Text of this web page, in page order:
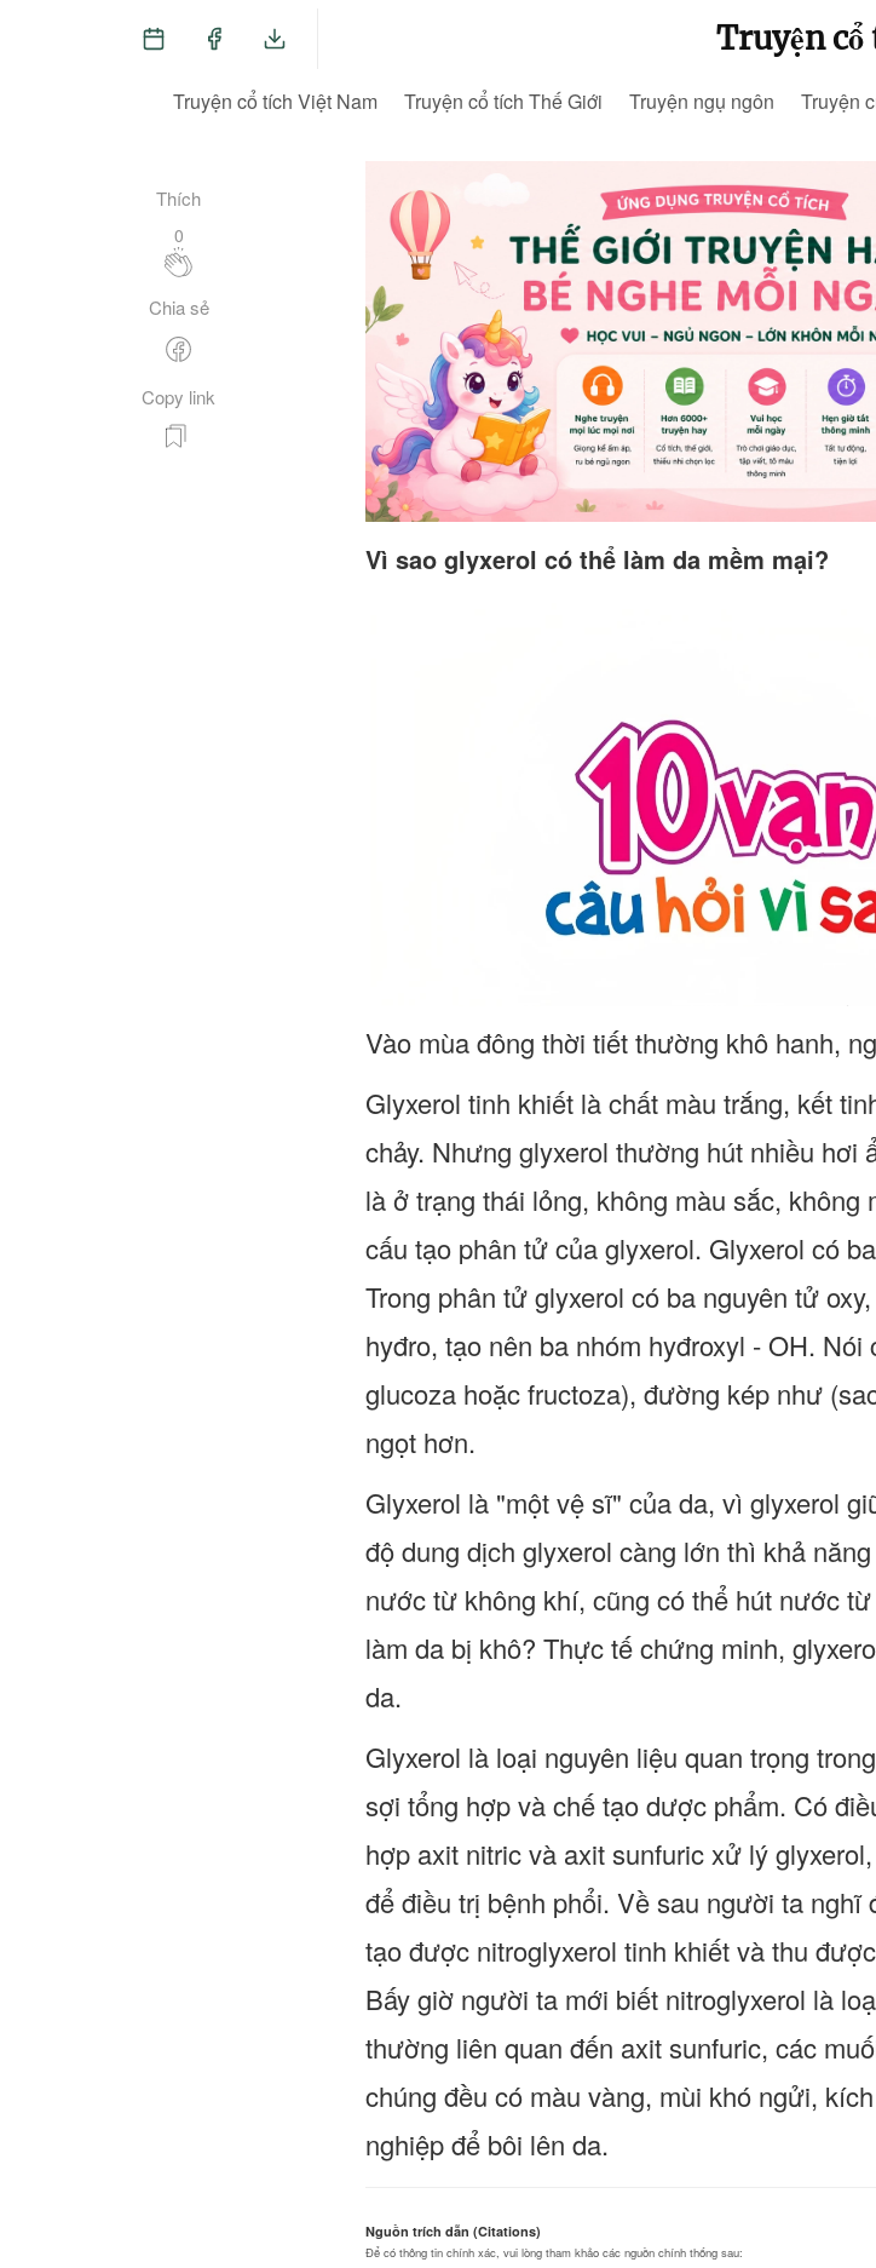
Truyện
Truyện cổ tích Việt Nam Truyện cổ tích Thế Giới Truyện ngụ ngôn Truyện
Thích
0
Chia sẻ
Copy link
Vì sao glyxerol có thể làm da mềm mại?
Vào mùa đông thời tiết thường khô hanh,
Glyxerol tinh khiết là chất màu trắng, kết
chảy. Nhưng glyxerol thường hút nhiều hơi
là ở trạng thái lỏng, không màu sắc,
cấu tạo phân tử của glyxerol. Glyxerol có
Trong phân tử glyxerol có ba nguyên tử
hyđro, tạo nên ba nhóm hyđroxyl - OH.
glucoza hoặc fructoza), đường kép như
ngọt hơn.
Glyxerol là "một vệ sĩ" của da, vì glyxerol
độ dung dịch glyxerol càng lớn thì khả
nước từ không khí, cũng có thể hút nước
làm da bị khô? Thực tế chứng minh,
da.
Glyxerol là loại nguyên liệu quan trọng
sợi tổng hợp và chế tạo dược phẩm. Có
hợp axit nitric và axit sunfuric xử lý
để điều trị bệnh phổi. Về sau người ta
tạo được nitroglyxerol tinh khiết và thu
Bấy giờ người ta mới biết nitroglyxerol là
thường liên quan đến axit sunfuric, các
chúng đều có màu vàng, mùi khó ngửi,
nghiệp để bôi lên da.
Nguồn trích dẫn (Citations)
Để có thông tin chính xác, vui lòng tham khảo các nguồn chính thống sau: